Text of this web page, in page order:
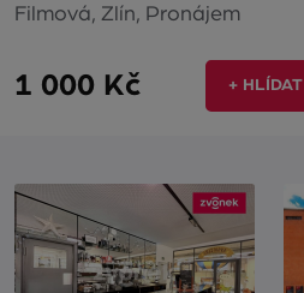
Filmová, Zlín, Pronájem
1 000 Kč + HLÍDAT